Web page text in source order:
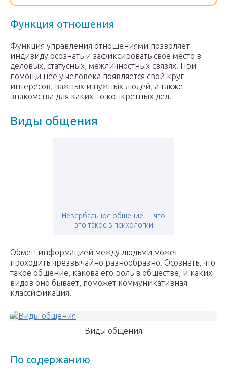
Функция отношения
Функция управления отношениями позволяет
индивиду осознать и зафиксировать свое место в
деловых, статусных, межличностных связях. При
помощи нее у человека появляется свой круг
интересов, важных и нужных людей, а также
знакомства для каких-то конкретных дел.
Виды общения
Невербальное общение — что
это такое в психологии
Обмен информацией между людьми может
проходить чрезвычайно разнообразно. Осознать, что
такое общение, какова его роль в обществе, и каких
видов оно бывает, поможет коммуникативная
классификация.
Виды общения
По содержанию